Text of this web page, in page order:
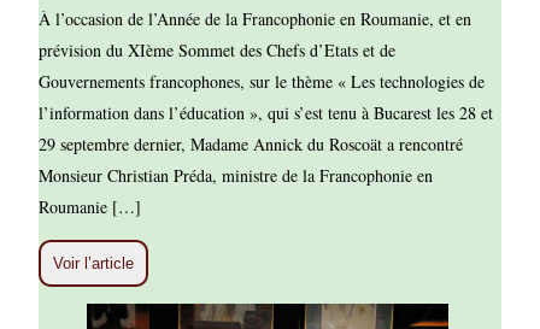
À l’occasion de l’Année de la Francophonie en Roumanie, et en
prévision du XIème Sommet des Chefs d’Etats et de
Gouvernements francophones, sur le thème « Les technologies de
l’information dans l’éducation », qui s’est tenu à Bucarest les 28 et
29 septembre dernier, Madame Annick du Roscoät a rencontré
Monsieur Christian Préda, ministre de la Francophonie en
Roumanie […]
Voir l’article